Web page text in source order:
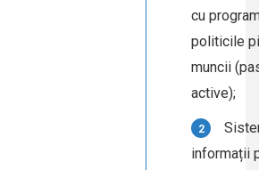
cu
politicile
muncii
active);
informații